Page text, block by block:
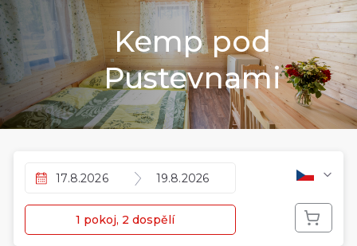
Kemp pod
Pustevnami
17.8.2026 19.8.2026
1 pokoj, 2 dospělí